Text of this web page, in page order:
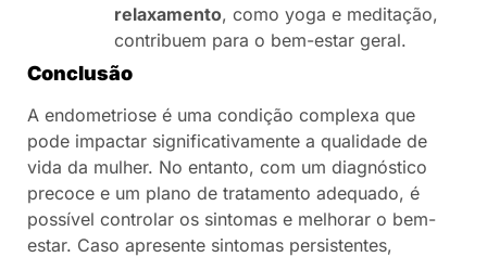
relaxamento, como yoga e meditação,
contribuem para o bem-estar geral.
Conclusão
A endometriose é uma condição complexa que
pode impactar significativamente a qualidade de
vida da mulher. No entanto, com um diagnóstico
precoce e um plano de tratamento adequado, é
possível controlar os sintomas e melhorar o bem-
estar. Caso apresente sintomas persistentes,